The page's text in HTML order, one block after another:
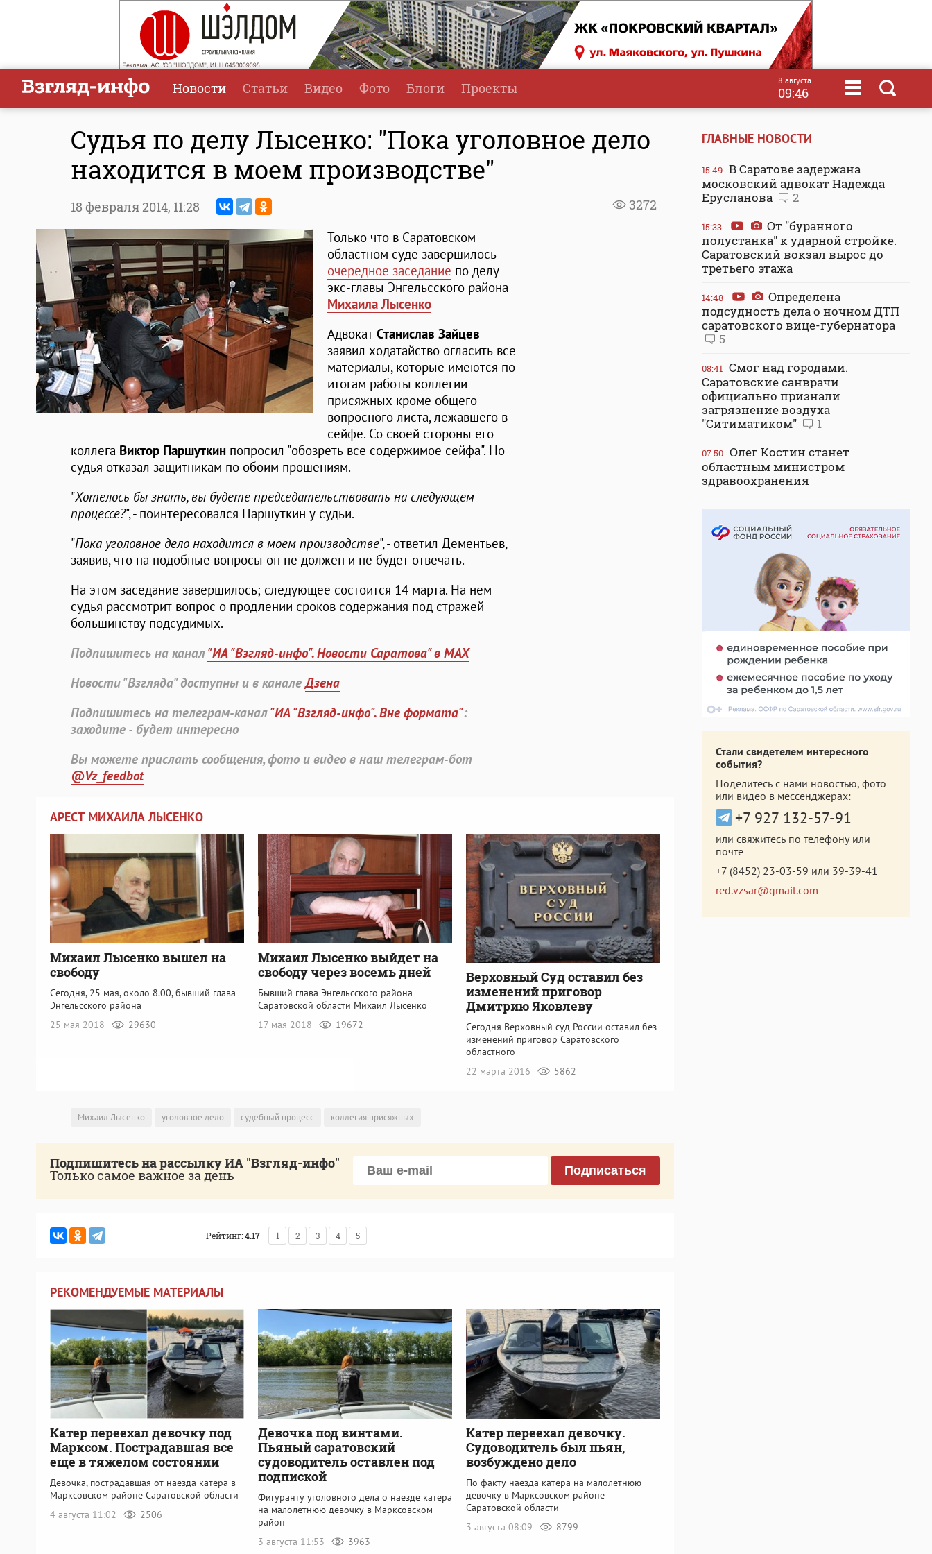
Новости Статьи Видео Фото Блоги Проекты 8 августа
09:46
Судья по делу Лысенко: "Пока уголовное дело
находится в моем производстве"
3272
18 февраля 2014, 11:28
Только что в Саратовском
областном суде завершилось
очередное заседание по делу
экс-главы Энгельсского района
Михаила Лысенко
Адвокат Станислав Зайцев
заявил ходатайство огласить все
материалы, которые имеются по
итогам работы коллегии
присяжных кроме общего
вопросного листа, лежавшего в
сейфе. Со своей стороны его
коллега Виктор Паршуткин попросил "обозреть все содержимое сейфа". Но
судья отказал защитникам по обоим прошениям.
"Хотелось бы знать, вы будете председательствовать на следующем
процессе?", - поинтересовался Паршуткин у судьи.
"Пока уголовное дело находится в моем производстве", - ответил Дементьев,
заявив, что на подобные вопросы он не должен и не будет отвечать.
На этом заседание завершилось; следующее состоится 14 марта. На нем
судья рассмотрит вопрос о продлении сроков содержания под стражей
большинству подсудимых.
Подпишитесь на канал"ИА "Взгляд-инфо". Новости Саратова" в MAX
Новости "Взгляда" доступны и в каналеДзена
Подпишитесь на телеграм-канал"ИА "Взгляд-инфо". Вне формата":
заходите - будет интересно
Вы можете прислать сообщения, фото и видео в наш телеграм-бот
@Vz_feedbot
АРЕСТ МИХАИЛА ЛЫСЕНКО
Михаил Лысенко вышел на
свободу
Сегодня, 25 мая, около 8.00, бывший глава
Энгельсского района
25 мая 2018
29630
Михаил Лысенко выйдет на
свободу через восемь дней
Бывший глава Энгельсского района
Саратовской области Михаил Лысенко
17 мая 2018
19672
Верховный Суд оставил без
изменений приговор
Дмитрию Яковлеву
Сегодня Верховный суд России оставил без
изменений приговор Саратовского
областного
22 марта 2016
5862
Михаил Лысенко уголовное дело судебный процесс коллегия присяжных
Подпишитесь на рассылку ИА "Взгляд-инфо"
Только самое важное за день Подписаться
Рейтинг:4.17 1 2 3 4 5
РЕКОМЕНДУЕМЫЕ МАТЕРИАЛЫ
Катер переехал девочку под
Марксом. Пострадавшая все
еще в тяжелом состоянии
Девочка, пострадавшая от наезда катера в
Марксовском районе Саратовской области
4 августа 11:02
2506
Девочка под винтами.
Пьяный саратовский
судоводитель оставлен под
подпиской
Фигуранту уголовного дела о наезде катера
на малолетнюю девочку в Марксовском
район
3 августа 11:53
3963
Катер переехал девочку.
Судоводитель был пьян,
возбуждено дело
По факту наезда катера на малолетнюю
девочку в Марксовском районе
Саратовской области
3 августа 08:09
8799
ГЛАВНЫЕ НОВОСТИ
15:49 В Саратове задержана
московский адвокат Надежда
Ерусланова
2
15:33
От "буранного
полустанка" к ударной стройке.
Саратовский вокзал вырос до
третьего этажа
14:48
Определена
подсудность дела о ночном ДТП
саратовского вице-губернатора
5
08:41 Смог над городами.
Саратовские санврачи
официально признали
загрязнение воздуха
"Ситиматиком"
1
07:50 Олег Костин станет
областным министром
здравоохранения
Стали свидетелем интересного
события?
Поделитесь с нами новостью, фото
или видео в мессенджерах:
+7 927 132-57-91
или свяжитесь по телефону или
почте
+7 (8452) 23-03-59 или 39-39-41
red.vzsar@gmail.com